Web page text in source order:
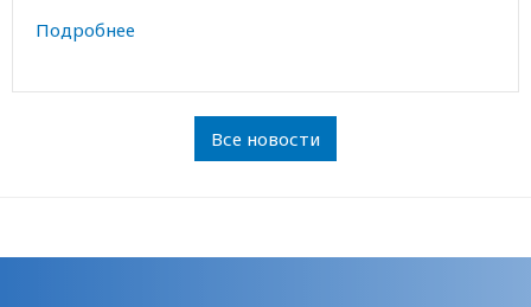
Подробнее
Все новости